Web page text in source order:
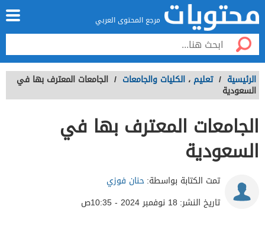
مرجع المحتوى العربي
الرئيسية / تعليم ، الكليات والجامعات / الجامعات المعترف بها في
السعودية
الجامعات المعترف بها في
السعودية
تمت الكتابة بواسطة:حنان فوزي
تاريخ النشر: 18 نوفمبر 2024 - 10:35ص